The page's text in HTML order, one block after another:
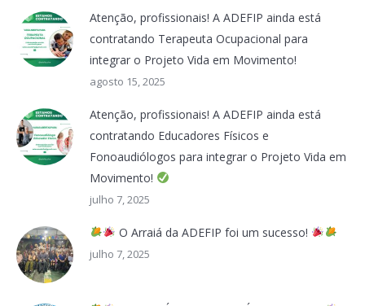
Atenção, profissionais! A ADEFIP ainda está
contratando Terapeuta Ocupacional para
integrar o Projeto Vida em Movimento!
agosto 15, 2025
Atenção, profissionais! A ADEFIP ainda está
contratando Educadores Físicos e
Fonoaudiólogos para integrar o Projeto Vida em
Movimento!
julho 7, 2025
O Arraiá da ADEFIP foi um sucesso!
julho 7, 2025